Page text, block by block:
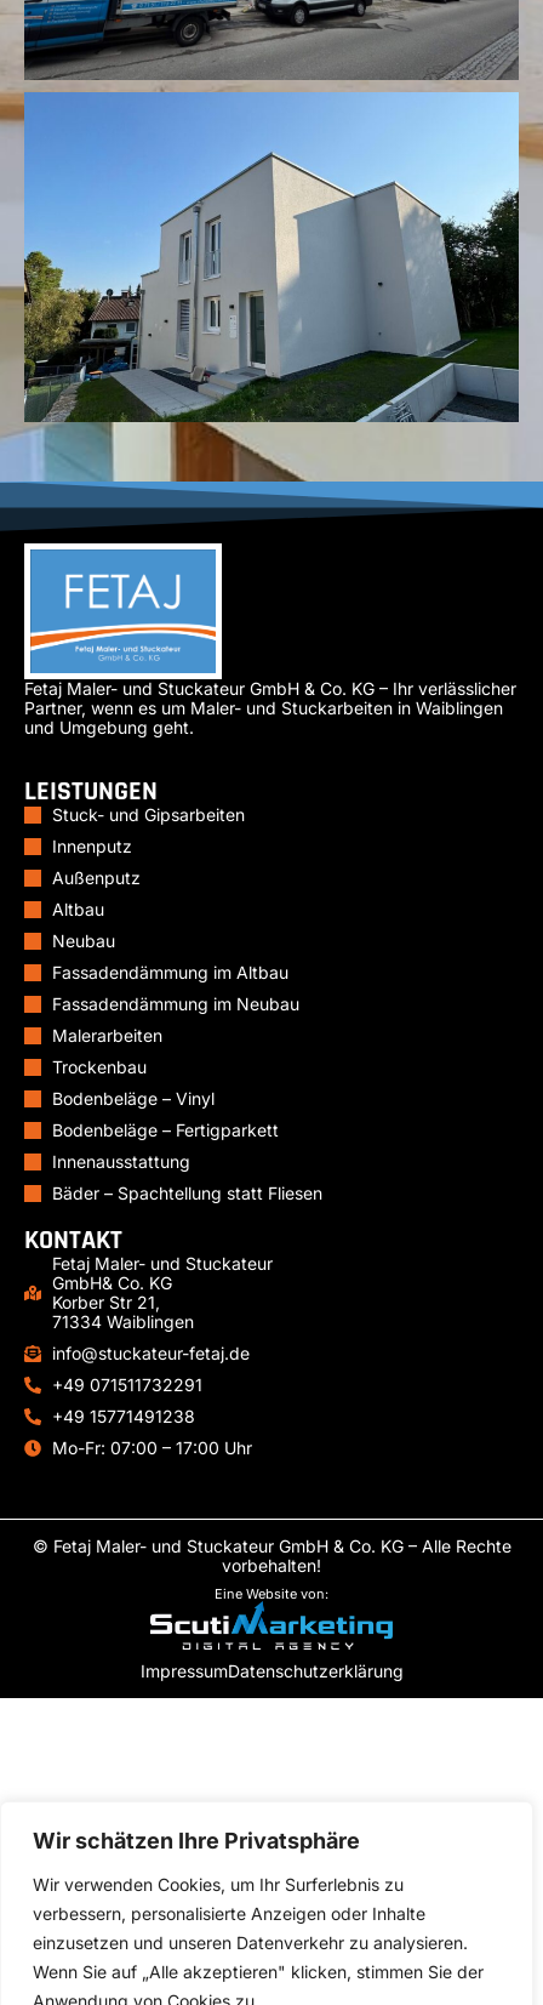
Wir schätzen Ihre Privatsphäre
Wir verwenden Cookies, um Ihr Surferlebnis zu
verbessern, personalisierte Anzeigen oder Inhalte
einzusetzen und unseren Datenverkehr zu analysieren.
Wenn Sie auf „Alle akzeptieren" klicken, stimmen Sie der
Anwendung von Cookies zu.
Fetaj Maler- und Stuckateur GmbH & Co. KG – Ihr verlässlicher
Partner, wenn es um Maler- und Stuckarbeiten in Waiblingen
und Umgebung geht.
LEISTUNGEN
Stuck- und Gipsarbeiten
Innenputz
Außenputz
Altbau
Neubau
Fassadendämmung im Altbau
Fassadendämmung im Neubau
Malerarbeiten
Trockenbau
Bodenbeläge – Vinyl
Bodenbeläge – Fertigparkett
Innenausstattung
Bäder – Spachtellung statt Fliesen
KONTAKT
Fetaj Maler- und Stuckateur
GmbH& Co. KG
Korber Str 21,
71334 Waiblingen
info@stuckateur-fetaj.de
+49 071511732291
+49 15771491238
Mo-Fr: 07:00 – 17:00 Uhr
© Fetaj Maler- und Stuckateur GmbH & Co. KG – Alle Rechte
vorbehalten!
Eine Website von:
ImpressumDatenschutzerklärung